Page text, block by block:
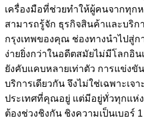
เครื่องมือที่ช่วยทำให้ผู้คนจากทุก
สามารถรู้จัก ธุรกิจสินค้าและบริ
กรุงเทพของคุณ ช่องทางนำไปสู่ก
ง่ายยิ่งกว่าในอดีตสมัยไม่มีโลกอิน
ยังคับแคบหลายเท่าตัว การแข่ง
บริการเดียวกัน จึงไม่ใช่เฉพาะเ
ประเทศที่คุณอยู่ แต่มีอยู่ทั่วทุกแห่
ต้องช่วงชิงกัน ชิงความเป็นเบอร์